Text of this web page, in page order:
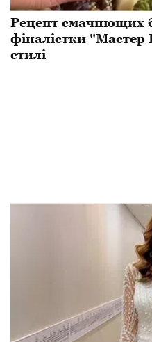
Рецепт смачнющих
фіналістки
стилі